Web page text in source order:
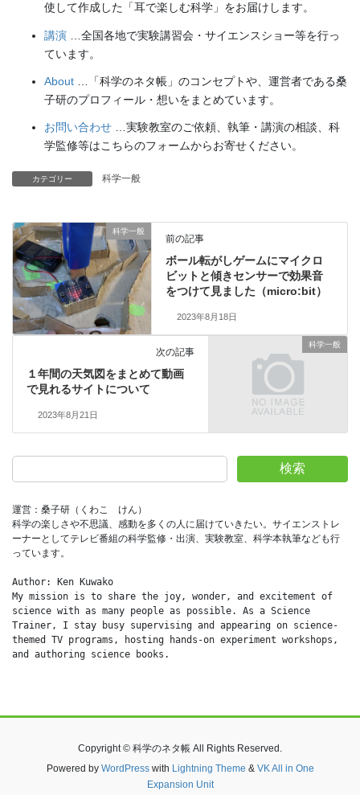
使して作成した「耳で楽しむ科学」をお届けします。
講演 …全国各地で実験講習会・サイエンスショー等を行っ
ています。
About …「科学のネタ帳」のコンセプトや、運営者である桑
子研のプロフィール・想いをまとめています。
お問い合わせ …実験教室のご依頼、執筆・講演の相談、科
学監修等はこちらのフォームからお寄せください。
カテゴリー 科学一般
科学一般
前の記事
ボール転がしゲームにマイクロ
ビットと傾きセンサーで効果音
をつけて見ました（micro:bit）
2023年8月18日
科学一般
次の記事
１年間の天気図をまとめて動画
で見れるサイトについて
2023年8月21日
検索
運営：桑子研（くわこ　けん）
科学の楽しさや不思議、感動を多くの人に届けていきたい。サイエンストレ
ーナーとしてテレビ番組の科学監修・出演、実験教室、科学本執筆なども行
っています。
Author: Ken Kuwako
My mission is to share the joy, wonder, and excitement of
science with as many people as possible. As a Science
Trainer, I stay busy supervising and appearing on science-
themed TV programs, hosting hands-on experiment workshops,
and authoring science books.
Copyright © 科学のネタ帳 All Rights Reserved.
Powered by WordPresswith Lightning Theme & VK All in One
Expansion Unit